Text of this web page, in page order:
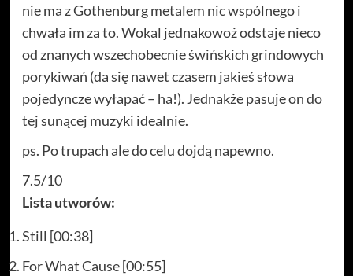
nie ma z Gothenburg metalem nic wspólnego i
chwała im za to. Wokal jednakowoż odstaje nieco
od znanych wszechobecnie świńskich grindowych
porykiwań (da się nawet czasem jakieś słowa
pojedyncze wyłapać – ha!). Jednakże pasuje on do
tej sunącej muzyki idealnie.
ps. Po trupach ale do celu dojdą napewno.
7.5/10
Lista utworów:
Still [00:38]
For What Cause [00:55]